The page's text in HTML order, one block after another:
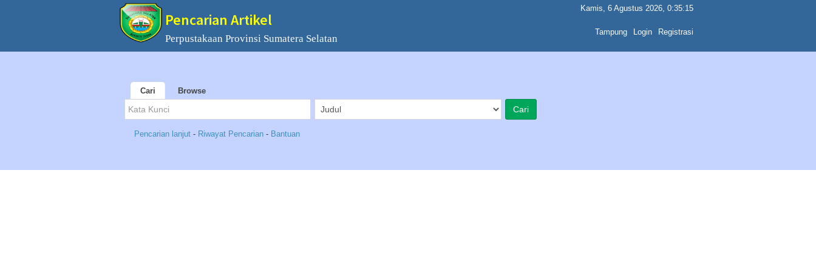
Pencarian Artikel
Perpustakaan Provinsi Sumatera Selatan
Kamis, 6 Agustus 2026, 0:35:15
Tampung Login Registrasi
Cari Browse
Pencarian lanjut - Riwayat Pencarian - Bantuan